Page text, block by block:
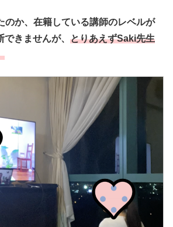
のか、在籍している講師のレベルが
きませんが、 とりあえずSaki先生